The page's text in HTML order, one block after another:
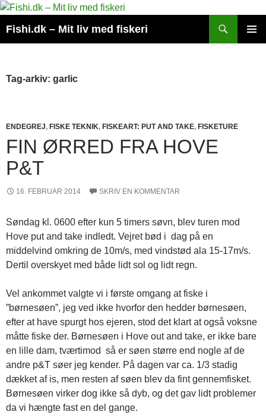
Hop
indhold
Fishi.dk – Mit liv med fiskeri
Tag-arkiv: garlic
ENDEGREJ, FISKE TEKNIK, FISKEART: PUT AND TAKE, FISKETURE
FIN ØRRED FRA HOVE
P&T
16. FEBRUAR 2014 SKRIV EN KOMMENTAR
Søndag kl. 0600 efter kun 5 timers søvn, blev turen mod
Hove put and take indledt. Vejret bød i dag på en
middelvind omkring de 10m/s, med vindstød ala 15-17m/s.
Dertil overskyet med både lidt sol og lidt regn.
Vel ankommet valgte vi i første omgang at fiske i
”børnesøen”, jeg ved ikke hvorfor den hedder børnesøen,
efter at have spurgt hos ejeren, stod det klart at også voksne
måtte fiske der. Børnesøen i Hove out and take, er ikke bare
en lille dam, tværtimod så er søen større end nogle af de
andre p&T søer jeg kender. På dagen var ca. 1/3 stadig
dækket af is, men resten af søen blev da fint gennemfisket.
Børnesøen virker dog ikke så dyb, og det gav lidt problemer
da vi hængte fast en del gange.